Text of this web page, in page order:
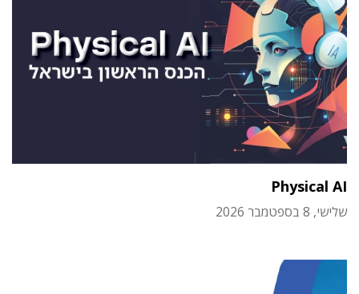
Physical AI
שלישי, 8 בספטמבר 2026